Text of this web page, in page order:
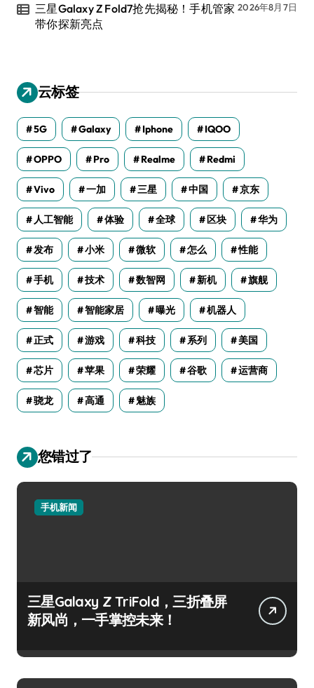
三星Galaxy Z Fold7抢先揭秘！手机管家
带你探新亮点
2026年8月7日
云标签
5G Galaxy Iphone IQOO
OPPO Pro Realme Redmi
Vivo 一加 三星 中国 京东
人工智能 体验 全球 区块 华为
发布 小米 微软 怎么 性能
手机 技术 数智网 新机 旗舰
智能 智能家居 曝光 机器人
正式 游戏 科技 系列 美国
芯片 苹果 荣耀 谷歌 运营商
骁龙 高通 魅族
您错过了
手机新闻
三星Galaxy Z TriFold，三折叠屏
新风尚，一手掌控未来！